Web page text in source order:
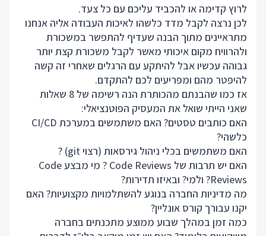
לרוץ קדימה או להכביד עליכם עם כל צעד.
לכן נרצה לקבל מדד כלשהו לאיכות העבודה אליה אנחנו
מתראיינים מתוך הבנה שעדיף להתפשר במשכורת
ולהרוויח מקום איכותי מאשר לקבל משכורת קצת יותר
גבוהה עכשיו אבל להיתקע עם הרגלים שאחרי זה קשה
להיפטר מהם ומפריעים לכם להתקדם.
אז כמו שהבנתם מהכותרת הנה רשימה של 8 שאלות
שאני הייתי שואל את המעסיק הפוטנציאלי:
האם כותבים טסטים? האם משתמשים במערכת CI/CD
כלשהי?
האם משתמשים בכלי ניהול גירסאות (רצוי git) ?
האם יש תרבות של Code Reviews ? מי מבצע Code
Reviews? ולמי? ובאיזו תדירות?
מה מדיניות החברה בנוגע להשתלמויות מקצועיות? האם
יקנו עבורך קורס אונליין?
כמה זמן במהלך שבוע ממוצע מתכנתים בחברה